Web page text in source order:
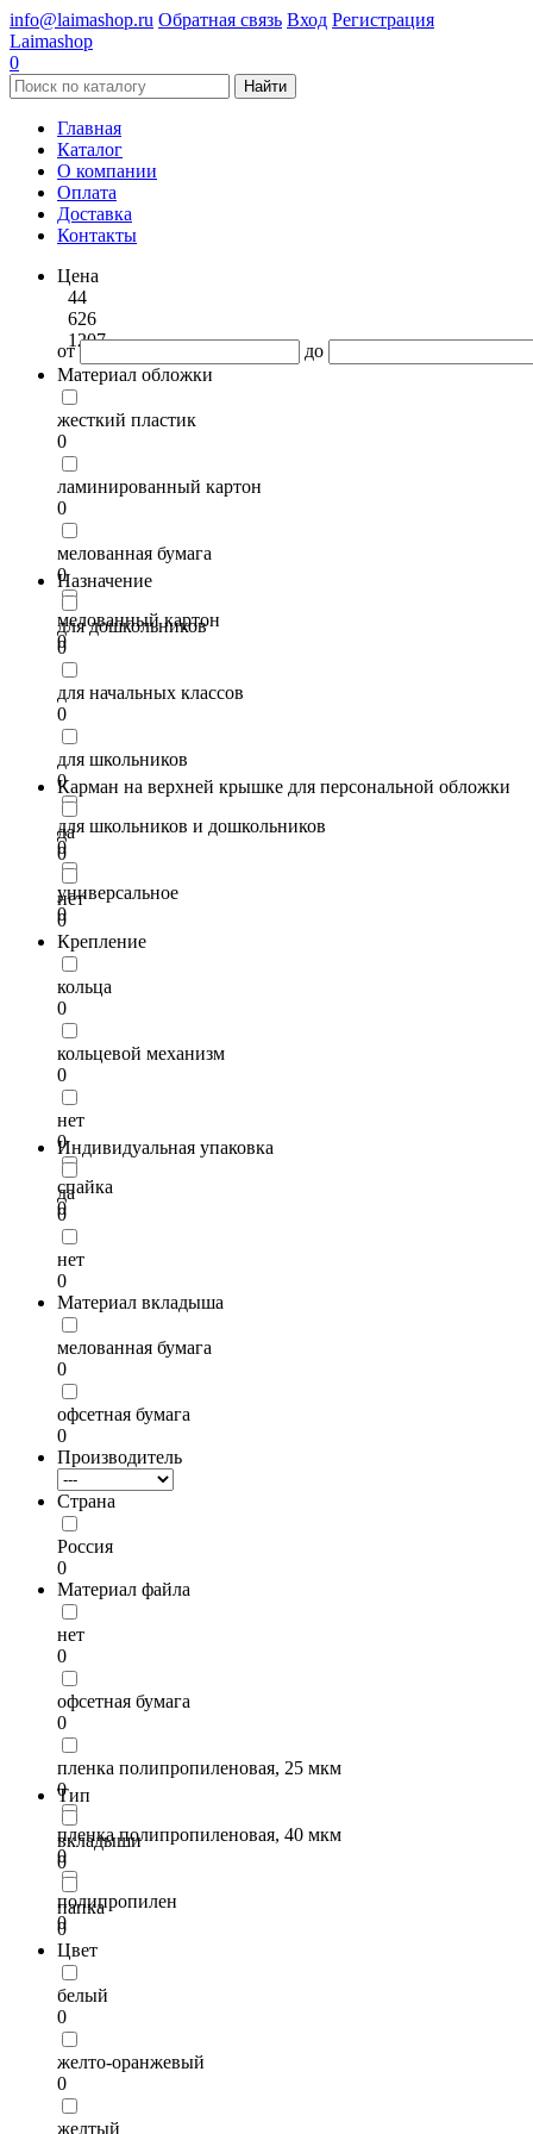
info@laimashop.ru Обратная связь Вход Регистрация
Laimashop
0
Найти
Главная
Каталог
О компании
Оплата
Доставка
Контакты
Цена
44
626
1207
от
до
Материал обложки
жесткий пластик
0
ламинированный картон
0
мелованная бумага
0
мелованный картон
0
Назначение
для дошкольников
0
для начальных классов
0
для школьников
0
для школьников и дошкольников
0
универсальное
0
Карман на верхней крышке для персональной обложки
да
0
нет
0
Крепление
кольца
0
кольцевой механизм
0
нет
0
спайка
0
Индивидуальная упаковка
да
0
нет
0
Материал вкладыша
мелованная бумага
0
офсетная бумага
0
Производитель
Страна
Россия
0
Материал файла
нет
0
офсетная бумага
0
пленка полипропиленовая, 25 мкм
0
пленка полипропиленовая, 40 мкм
0
полипропилен
0
Тип
вкладыши
0
папка
0
Цвет
белый
0
желто-оранжевый
0
желтый